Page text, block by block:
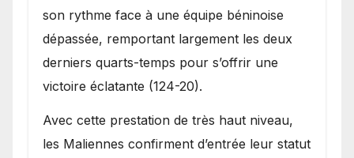
son rythme face à une équipe béninoise
dépassée, remportant largement les deux
derniers quarts-temps pour s’offrir une
victoire éclatante (124-20).
Avec cette prestation de très haut niveau,
les Maliennes confirment d’entrée leur statut